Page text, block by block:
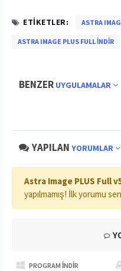
PROGRAM İNDIR
ETIKETLER: ASTRA
ASTRA IMAGE PLUS FULL INDIR
BENZER UYGULAMALAR
YAPILAN YORUMLAR
Astra Image PLUS Full
yapılmamış! İlk yorumu